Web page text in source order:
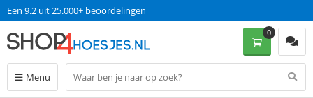
Een 9.2 uit 25.000+ beoordelingen
Menu
0